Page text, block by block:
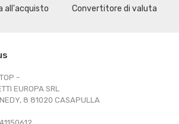
all'acquisto Convertitore di valuta
-
EUROPA SRL
8 81020 CASAPULLA